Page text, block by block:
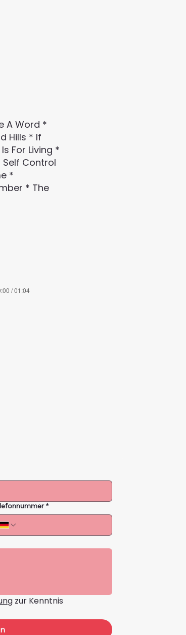
A Word *
Hills * If
For Living *
Self Control
*
* The
/ 01:04
*
zur Kenntnis